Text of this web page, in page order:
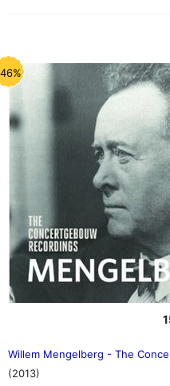
Willem Mengelberg - The
(2013)